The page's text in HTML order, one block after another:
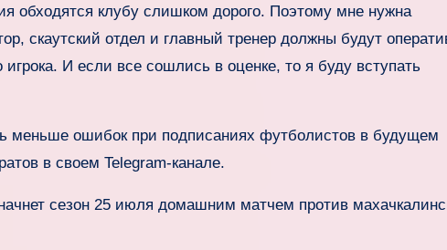
обходятся клубу слишком дорого. Поэтому мне нужна
скаутский отдел и главный тренер должны будут
игрока. И если все сошлись в оценке, то я буду вступать
меньше ошибок при подписаниях футболистов в будущем
в своем Telegram‑канале.
сезон 25 июля домашним матчем против